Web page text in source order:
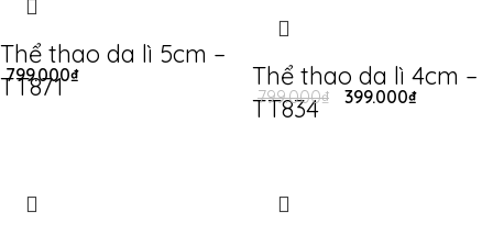
Thể thao da lì 5cm –
TT871
799.000₫
Thể thao da lì 4cm –
TT834
799.000₫ 399.000₫